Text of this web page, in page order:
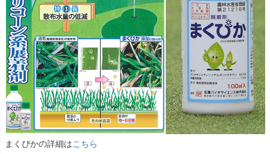
まくぴかの詳細はこちら